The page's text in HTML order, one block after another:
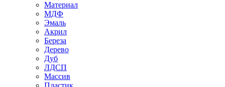
Материал
МДФ
Эмаль
Акрил
Береза
Дерево
Дуб
ЛДСП
Массив
Пластик